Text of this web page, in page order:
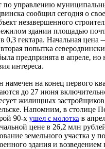
по управлению
сообщил сегодня о
незавершенного
здании площадью
в 0,3 гектара. Начальная
попытка
предпринята в апреле, но
интереса.
намечен на конец первого
до 27 июня
жилищных
Напомним, в столице
90-х ушел с молотка в
цене в 26,2 млн
земельного участка у
здания и возведением